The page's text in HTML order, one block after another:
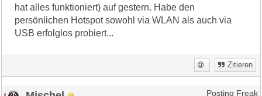
hat alles funktioniert) auf gestern. Habe den
persönlichen Hotspot sowohl via WLAN als auch via
USB erfolglos probiert...
Zitieren
Posting Freak